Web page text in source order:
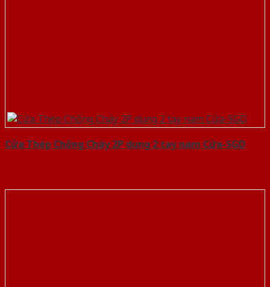
Cửa Thép Chống Cháy 2P dung 2 tay nam Cửa-SGD